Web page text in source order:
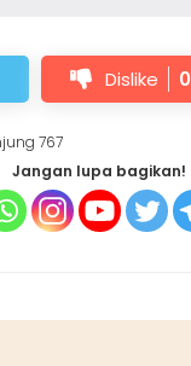
Dislike 0
767
Jangan lupa bagikan!